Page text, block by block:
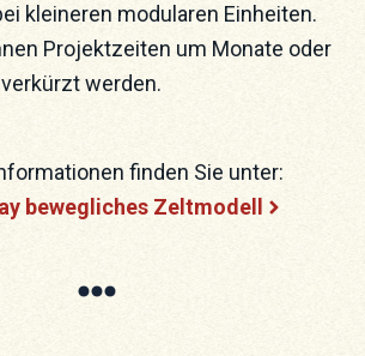
kleineren modularen Einheiten.
Projektzeiten um Monate oder
werden.
finden Sie unter:
bewegliches Zeltmodell